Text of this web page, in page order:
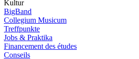
Kultur
BigBand
Collegium Musicum
Treffpunkte
Jobs & Praktika
Financement des études
Conseils